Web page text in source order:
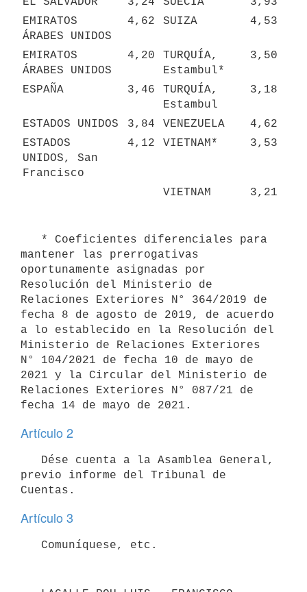
EMIRATOS
ÁRABES UNIDOS
4,62 SUIZA 4,53
EMIRATOS
ÁRABES UNIDOS
4,20
TURQUÍA,
Estambul*
3,50
ESPAÑA 3,46
TURQUÍA,
Estambul
3,18
ESTADOS UNIDOS 3,84 VENEZUELA
4,62
ESTADOS
UNIDOS, San
Francisco
4,12 VIETNAM* 3,53
VIETNAM 3,21
mantener las prerrogativas
oportunamente asignadas por
Resolución del Ministerio de
Relaciones Exteriores N° 364/2019 de
fecha 8 de agosto de 2019, de acuerdo
a lo establecido en la Resolución del
Ministerio de Relaciones Exteriores
N° 104/2021 de fecha 10 de mayo de
2021 y la Circular del Ministerio de
Relaciones Exteriores N° 087/21 de
Artículo 2
previo informe del Tribunal de
Artículo 3